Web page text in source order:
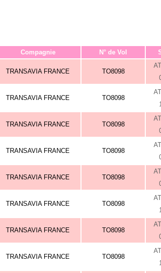
Compagnie N° de Vol
TRANSAVIA FRANCE TO8098
TRANSAVIA FRANCE TO8098
TRANSAVIA FRANCE TO8098
TRANSAVIA FRANCE TO8098
TRANSAVIA FRANCE TO8098
TRANSAVIA FRANCE TO8098
TRANSAVIA FRANCE TO8098
TRANSAVIA FRANCE TO8098